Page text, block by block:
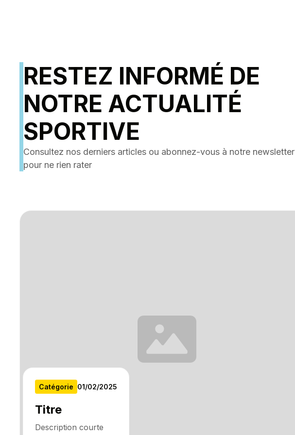
RESTEZ INFORMÉ DE
NOTRE ACTUALITÉ
SPORTIVE
Consultez nos derniers articles ou abonnez-vous à notre newsletter
pour ne rien rater
Catégorie 01/02/2025
Titre
Description courte